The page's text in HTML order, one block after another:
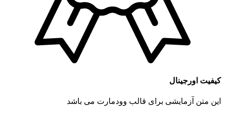
کیفیت اورجینال
این متن آزمایشی برای قالب وودمارت می باشد